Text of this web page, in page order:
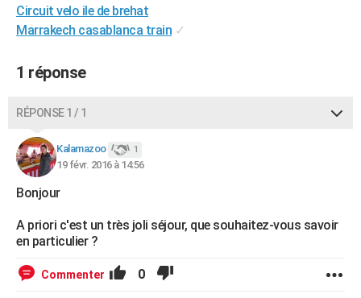
BONS PLANS
Carte de Noël
Carte Bonne année
Carte Saint-Valentin
Carte Pâques
Carte d'anniversaire
DICTIONNAIRE
Dictionnaire
Biographies
Citations
Expressions
Proverbes
PROGRAMME TV
COPAINS D'AVANT
S'inscrire
Se connecter
Lycées
Collèges
Primaires
Universités
Entreprises
Service militaire
Avis de recherche
Bricolage
Lifestyle
Culture
Sport
Auto
Television
Voyage
Cinema
Circuit velo ile de brehat
Marrakech casablanca train ✓
1 réponse
RÉPONSE 1 / 1
Kalamazoo 1
19 févr. 2016 à 14:56
Bonjour
A priori c'est un très joli séjour, que souhaitez-vous savoir
en particulier ?
Commenter 0